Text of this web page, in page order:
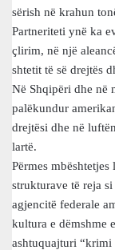
sërish në krahun
Partneriteti ynë ka
çlirim, në një
shtetit të së drejtës
Në Shqipëri dhe në
palëkundur
drejtësi dhe në
lartë.
Përmes
strukturave të reja
agjencitë federale
kultura e dëmshme
ashtuquajturi “krimi